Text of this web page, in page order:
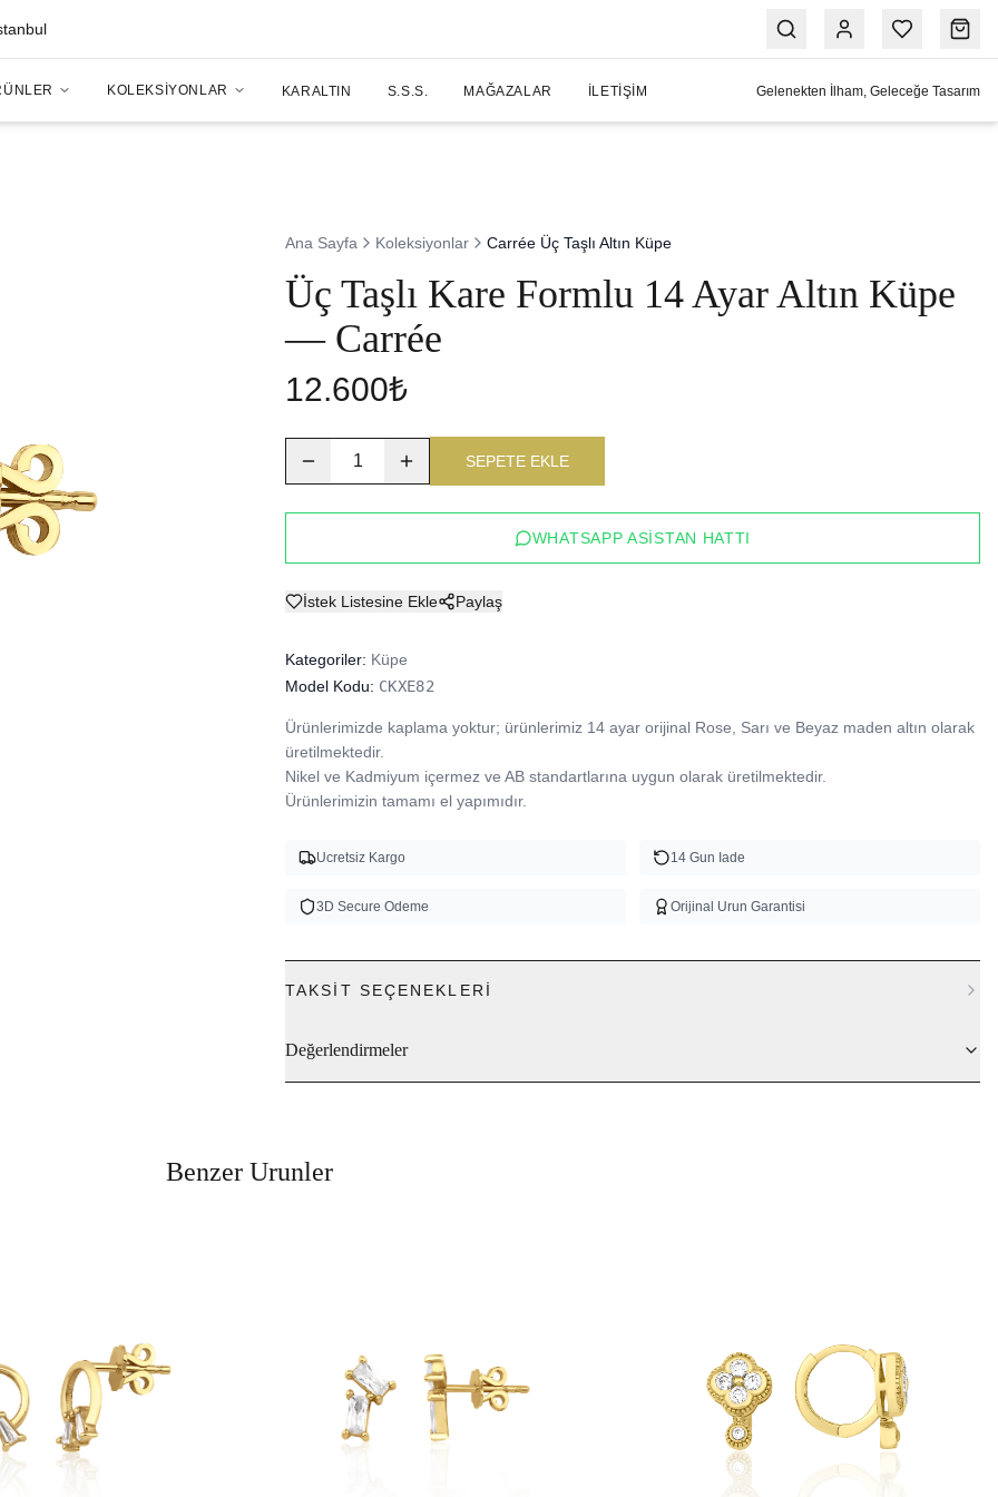
KOLEKSIYONLAR KARALTIN S.S.S. MAĞAZALAR İLETIŞIM Gelenekten İlham, Geleceğe Tasarım
Ana Sayfa Koleksiyonlar Carrée Üç Taşlı Altın Küpe
Üç Taşlı Kare Formlu 14 Ayar Altın Küpe
— Carrée
12.600₺
1 SEPETE EKLE
WHATSAPP ASISTAN HATTI
İstek Listesine Ekle Paylaş
Kategoriler: Küpe
Model Kodu: CKXE82
Ürünlerimizde kaplama yoktur; ürünlerimiz 14 ayar orijinal Rose, Sarı ve Beyaz maden altın olarak
üretilmektedir.
Nikel ve Kadmiyum içermez ve AB standartlarına uygun olarak üretilmektedir.
Ürünlerimizin tamamı el yapımıdır.
Ucretsiz Kargo 14 Gun Iade
3D Secure Odeme Orijinal Urun Garantisi
TAKSIT SEÇENEKLERI
Değerlendirmeler
Benzer Urunler